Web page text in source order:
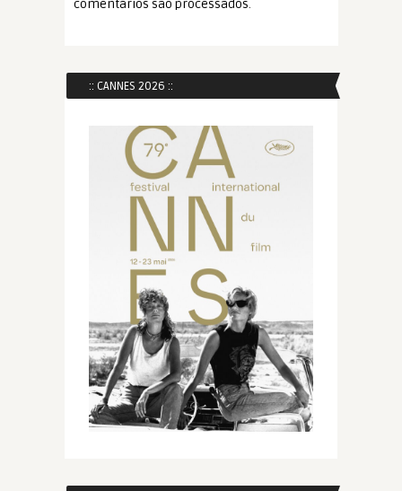
comentários são processados.
:: CANNES 2026 ::